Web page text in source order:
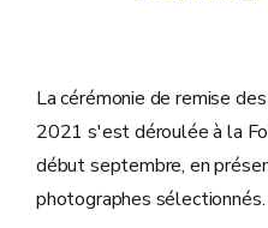
La cérémonie de remise
2021 s'est déroulée à la
début septembre, en
photographes sélectionnés.